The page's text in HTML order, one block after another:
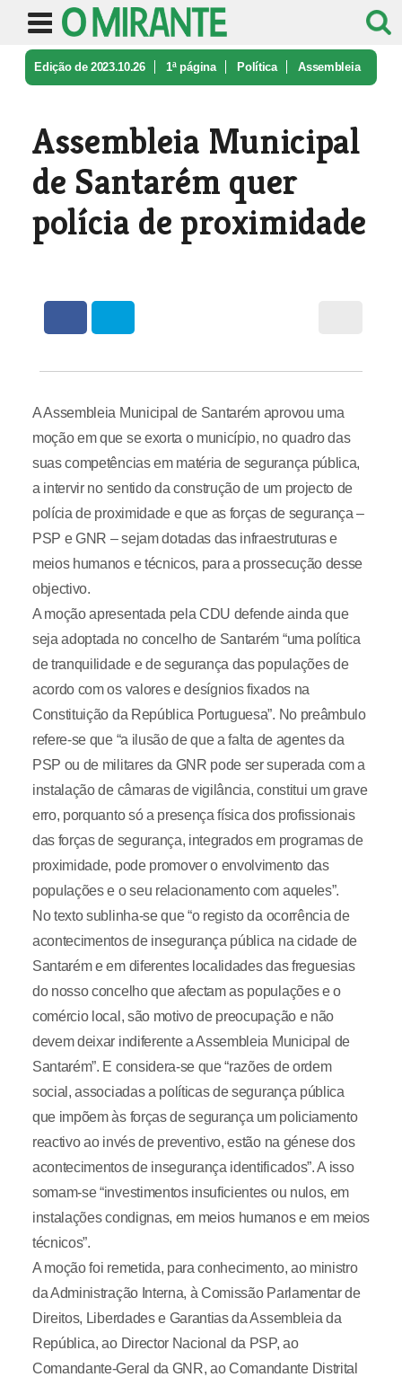
Edição de 2023.10.26 1ª página Política Assembleia
Assembleia Municipal
de Santarém quer
polícia de proximidade
A Assembleia Municipal de Santarém aprovou uma
moção em que se exorta o município, no quadro das
suas competências em matéria de segurança pública,
a intervir no sentido da construção de um projecto de
polícia de proximidade e que as forças de segurança –
PSP e GNR – sejam dotadas das infraestruturas e
meios humanos e técnicos, para a prossecução desse
objectivo.
A moção apresentada pela CDU defende ainda que
seja adoptada no concelho de Santarém “uma política
de tranquilidade e de segurança das populações de
acordo com os valores e desígnios fixados na
Constituição da República Portuguesa”. No preâmbulo
refere-se que “a ilusão de que a falta de agentes da
PSP ou de militares da GNR pode ser superada com a
instalação de câmaras de vigilância, constitui um grave
erro, porquanto só a presença física dos profissionais
das forças de segurança, integrados em programas de
proximidade, pode promover o envolvimento das
populações e o seu relacionamento com aqueles”.
No texto sublinha-se que “o registo da ocorrência de
acontecimentos de insegurança pública na cidade de
Santarém e em diferentes localidades das freguesias
do nosso concelho que afectam as populações e o
comércio local, são motivo de preocupação e não
devem deixar indiferente a Assembleia Municipal de
Santarém”. E considera-se que “razões de ordem
social, associadas a políticas de segurança pública
que impõem às forças de segurança um policiamento
reactivo ao invés de preventivo, estão na génese dos
acontecimentos de insegurança identificados”. A isso
somam-se “investimentos insuficientes ou nulos, em
instalações condignas, em meios humanos e em meios
técnicos”.
A moção foi remetida, para conhecimento, ao ministro
da Administração Interna, à Comissão Parlamentar de
Direitos, Liberdades e Garantias da Assembleia da
República, ao Director Nacional da PSP, ao
Comandante-Geral da GNR, ao Comandante Distrital